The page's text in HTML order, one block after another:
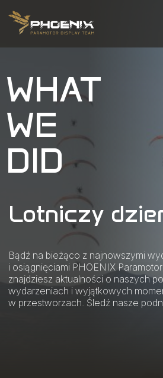
WHAT
WE
DID
Lotniczy
Bądź na bieżąco z najnowszymi
i osiągnięciami PHOENIX
znajdziesz aktualności o naszych
wydarzeniach i wyjątkowych
w przestworzach. Śledź nasze